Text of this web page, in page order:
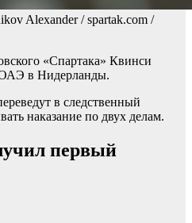
Alexander / spartak.com /
«Спартака» Квинси
ОАЭ в Нидерланды.
в следственный
наказание по двух делам.
первый